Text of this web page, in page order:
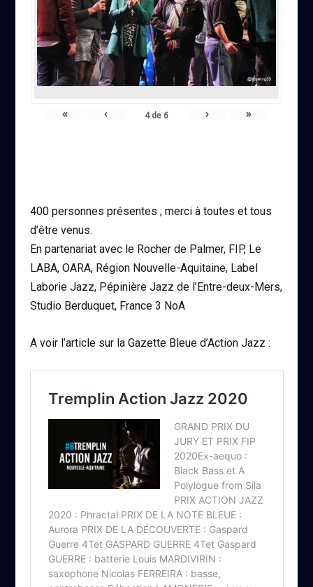
« ‹ 4de 6 › »
400 personnes présentes ; merci à toutes et tous
d’être venus.
En partenariat avec le Rocher de Palmer, FIP, Le
LABA, OARA, Région Nouvelle-Aquitaine, Label
Laborie Jazz, Pépinière Jazz de l’Entre-deux-Mers,
Studio Berduquet, France 3 NoA
A voir l’article sur la Gazette Bleue d’Action Jazz :